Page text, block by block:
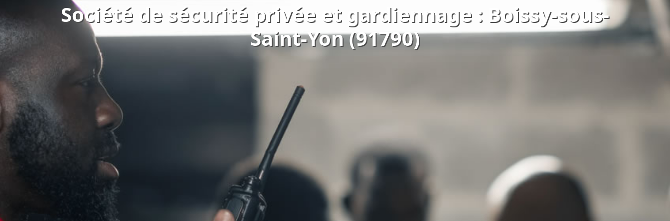
Société de sécurité privée et gardiennage : Boissy-sous-
Saint-Yon (91790)